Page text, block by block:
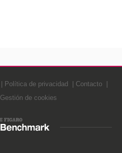
Política de privacidad
Contacto
Gestión de cookies